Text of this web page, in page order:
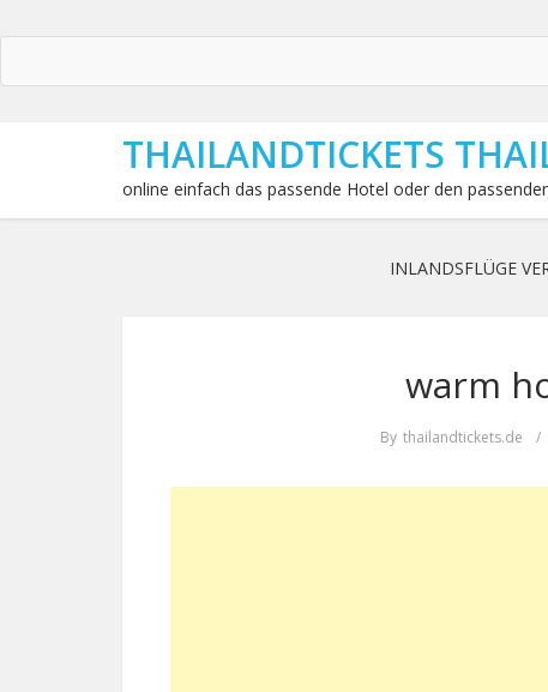
THAILANDTICKETS
online einfach das passende Hotel oder den
INLANDSFLÜGE
warm
By thailandtickets.de /